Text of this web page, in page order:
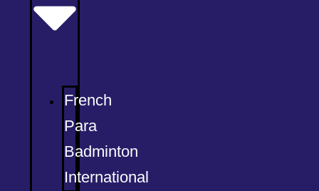
French
Para
Badminton
International